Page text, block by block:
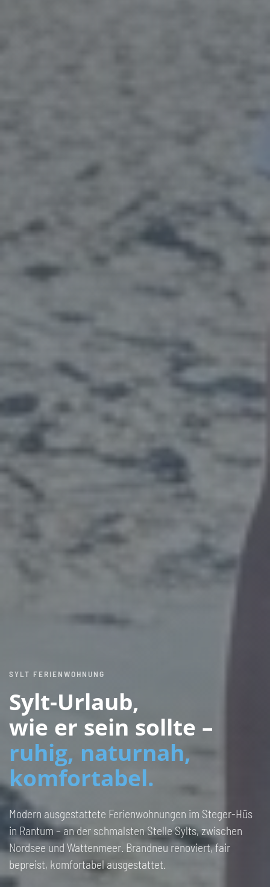
SYLT FERIENWOHNUNG
Sylt-Urlaub,
wie er sein sollte –
ruhig, naturnah,
komfortabel.
Modern ausgestattete Ferienwohnungen im Steger-Hüs
in Rantum – an der schmalsten Stelle Sylts, zwischen
Nordsee und Wattenmeer. Brandneu renoviert, fair
bepreist, komfortabel ausgestattet.